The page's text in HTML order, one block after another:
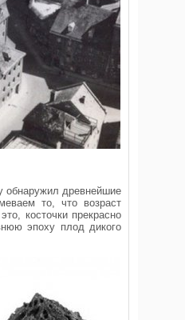
обнаружил древнейшие
то, что возраст
косточки прекрасно
эпоху плод дикого